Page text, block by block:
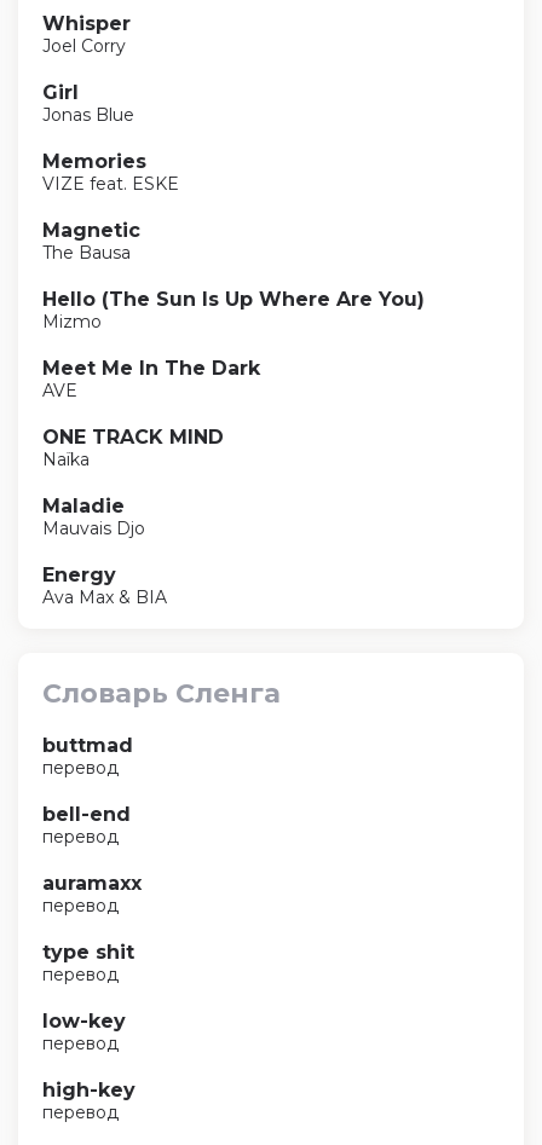
Whisper
Joel Corry
Girl
Jonas Blue
Memories
VIZE feat. ESKE
Magnetic
The Bausa
Hello (The Sun Is Up Where Are You)
Mizmo
Meet Me In The Dark
AVE
ONE TRACK MIND
Naïka
Maladie
Mauvais Djo
Energy
Ava Max & BIA
Словарь Сленга
buttmad
перевод
bell-end
перевод
auramaxx
перевод
type shit
перевод
low-key
перевод
high-key
перевод